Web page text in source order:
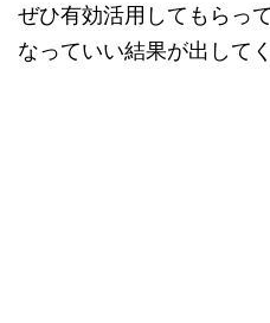
ぜひ有効活用してもらっ
なっていい結果が出して